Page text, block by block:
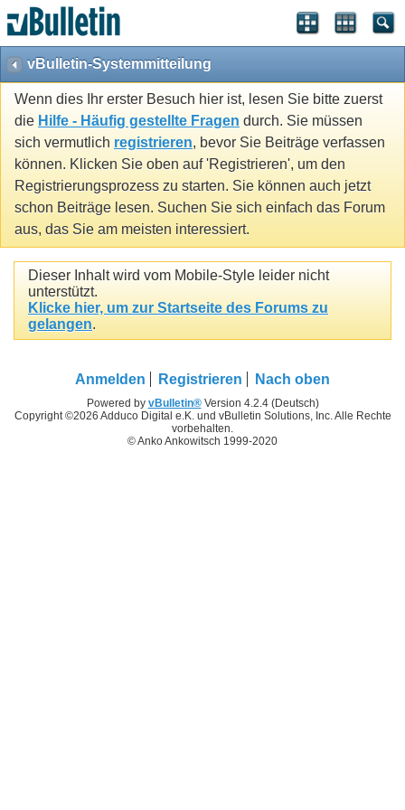
vBulletin-Systemmitteilung
Wenn dies Ihr erster Besuch hier ist, lesen Sie bitte zuerst
die Hilfe - Häufig gestellte Fragen durch. Sie müssen
sich vermutlich registrieren, bevor Sie Beiträge verfassen
können. Klicken Sie oben auf 'Registrieren', um den
Registrierungsprozess zu starten. Sie können auch jetzt
schon Beiträge lesen. Suchen Sie sich einfach das Forum
aus, das Sie am meisten interessiert.
Dieser Inhalt wird vom Mobile-Style leider nicht
unterstützt.
Klicke hier, um zur Startseite des Forums zu
gelangen.
Anmelden Registrieren Nach oben
Powered by vBulletin®Version 4.2.4 (Deutsch)
Copyright ©2026 Adduco Digital e.K. und vBulletin Solutions, Inc. Alle Rechte
vorbehalten.
© Anko Ankowitsch 1999-2020